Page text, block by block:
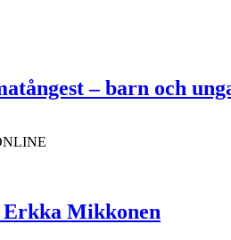
– barn och
Erkka Mikkonen